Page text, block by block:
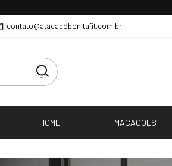
contato@atacadobonitafit.com.br
HOME MACACÕES